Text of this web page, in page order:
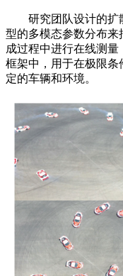
研究团队设计的扩
型的多模态参数分布
成过程中进行在线测
框架中，用于在极限
定的车辆和环境。